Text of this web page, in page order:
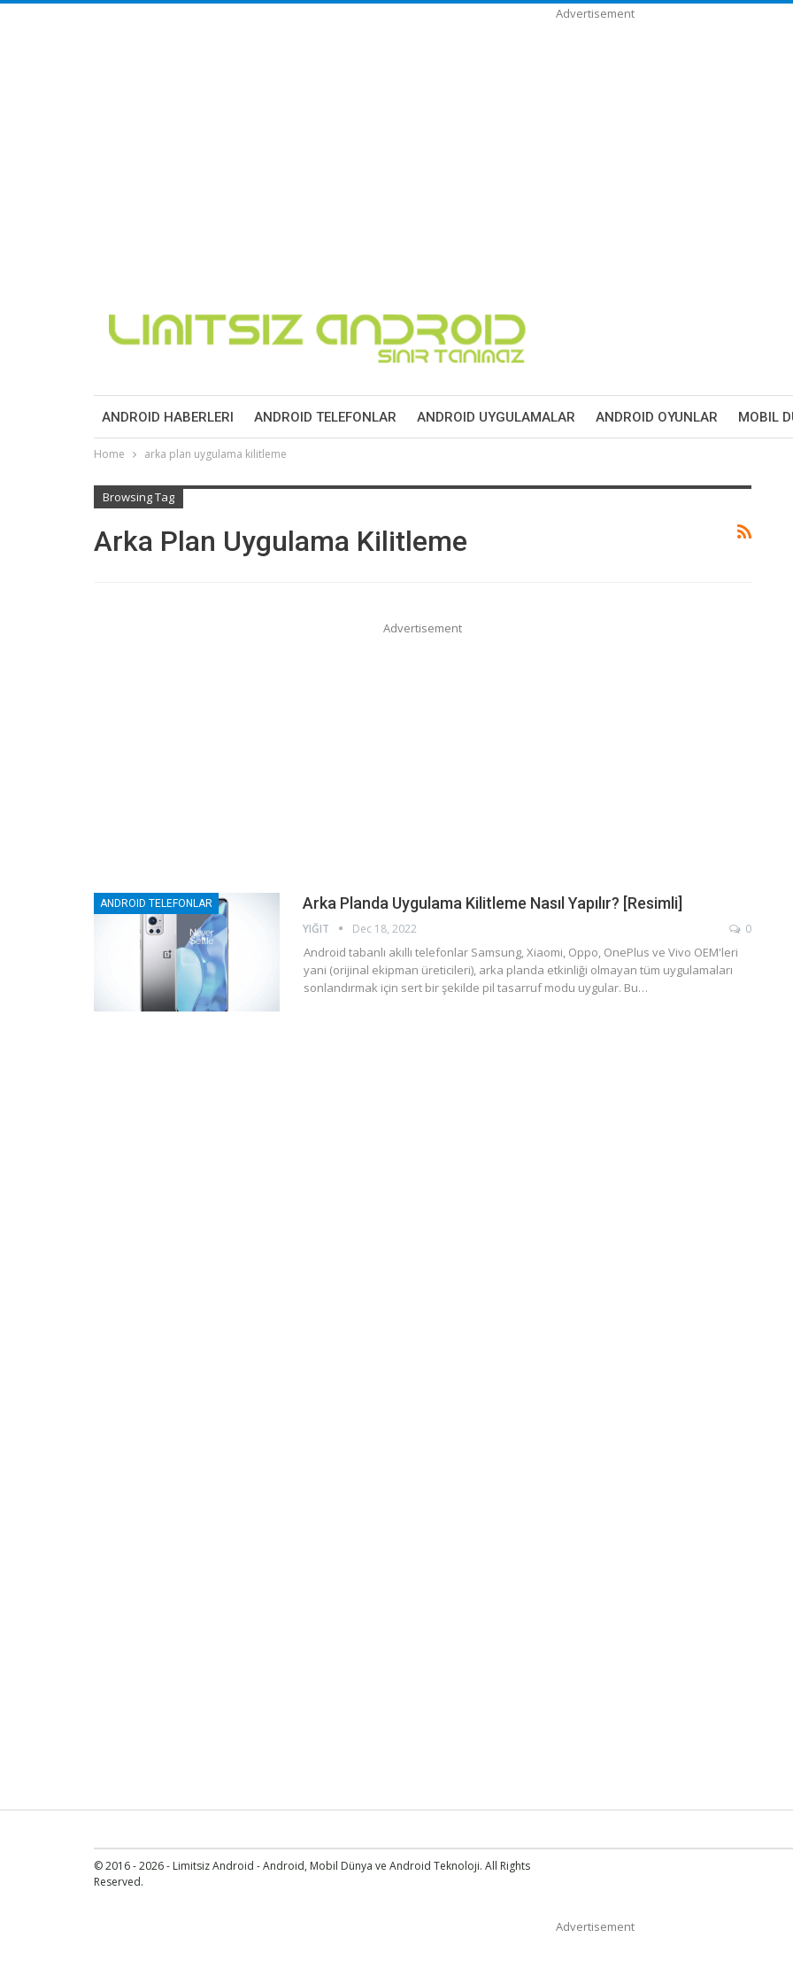
Advertisement
ANDROID HABERLERI ANDROID TELEFONLAR ANDROID UYGULAMALAR ANDROID OYUNLAR MOBIL
Home arka plan uygulama kilitleme
Browsing Tag
Arka Plan Uygulama Kilitleme
Advertisement
ANDROID TELEFONLAR Arka Planda Uygulama Kilitleme Nasıl Yapılır? [Resimli]
YIĞIT Dec 18, 2022 0
Android tabanlı akıllı telefonlar Samsung, Xiaomi, Oppo, OnePlus ve Vivo OEM'leri
yani (orijinal ekipman üreticileri), arka planda etkinliği olmayan tüm uygulamaları
sonlandırmak için sert bir şekilde pil tasarruf modu uygular. Bu…
© 2016 - 2026 - Limitsiz Android - Android, Mobil Dünya ve Android Teknoloji. All Rights
Reserved.
Advertisement